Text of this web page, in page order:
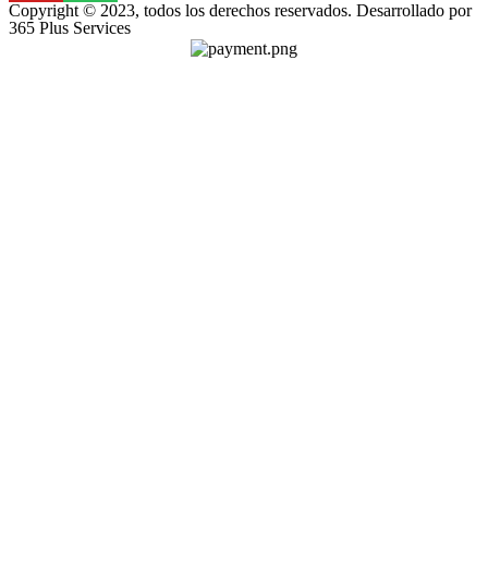
Copyright © 2023, todos los derechos reservados. Desarrollado por
365 Plus Services